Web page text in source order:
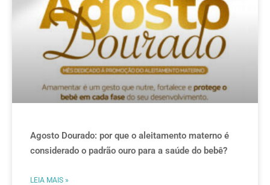
Agosto Dourado: por que o aleitamento materno é
considerado o padrão ouro para a saúde do bebê?
LEIA MAIS »